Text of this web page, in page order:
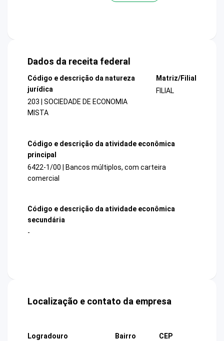
Dados da receita federal
Código e descrição da natureza
jurídica
203 | SOCIEDADE DE ECONOMIA
MISTA
Matriz/Filial
FILIAL
Código e descrição da atividade econômica
principal
6422-1/00 | Bancos múltiplos, com carteira
comercial
Código e descrição da atividade econômica
secundária
-
Localização e contato da empresa
Logradouro
Bairro
CEP